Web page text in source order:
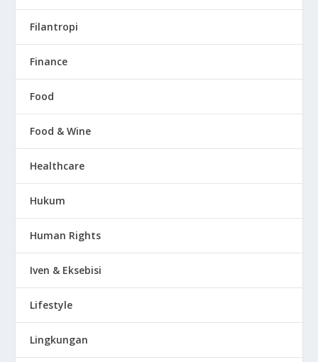
Filantropi
Finance
Food
Food & Wine
Healthcare
Hukum
Human Rights
Iven & Eksebisi
Lifestyle
Lingkungan